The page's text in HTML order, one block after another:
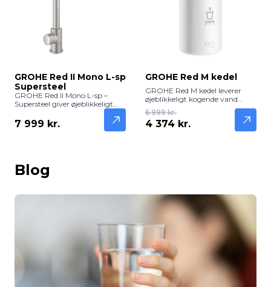
GROHE Red II Mono L-sp
Supersteel
GROHE Red II Mono L-sp –
Supersteel giver øjeblikkeligt
køkkenhanen. Elegant
Supersteel-finish og L-tud i
7 999 kr.
GROHE Red M kedel
GROHE Red M kedel leverer
øjeblikkeligt kogende vand
direkte til din GROHE Red
vandhane. Kompakt,
energieffektiv og ideel til hurtig
tilberedning af te, kaffe og
6 999 kr.
4 374 kr.
Blog